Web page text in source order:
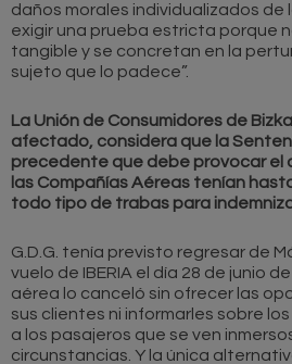
daños morales individualizados de
exigir una prueba estricta porque
tangible y se concretan en la
sujeto que lo padece”.
La Unión de Consumidores de
afectado, considera que la
precedente que debe provocar el
las Compañías Aéreas tenían
todo tipo de trabas para
G.D.G. tenía previsto regresar de
vuelo de IBERIA el día 28 de junio
aérea lo canceló sin ofrecer las
sus clientes ni informarles sobre
a los pasajeros que se ven
circunstancias. Y la única